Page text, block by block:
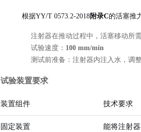
根据YY/T 0573.2-2018附录C的活塞推
注射器在推动过程中，活塞移动所
试验速度： 100 mm/min
测试前准备：注射器内注入水，调
试验装置要求
装置组件 技术要求
固定装置 能将注射